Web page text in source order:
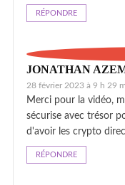
RÉPONDRE
JONATHAN
28 février 2023 à 9 h 29
Merci pour la vidéo,
sécurise avec trésor
d'avoir les crypto
RÉPONDRE